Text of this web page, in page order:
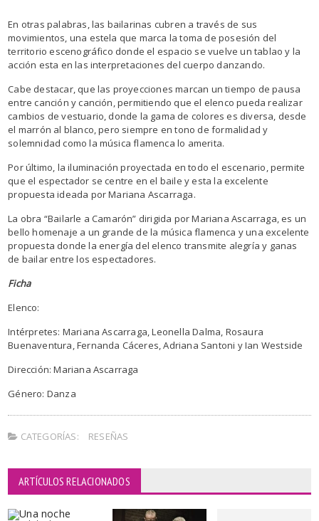
En otras palabras, las bailarinas cubren a través de sus
movimientos, una estela que marca la toma de posesión del
territorio escenográfico donde el espacio se vuelve un tablao y la
acción esta en las interpretaciones del cuerpo danzando.
Cabe destacar, que las proyecciones marcan un tiempo de pausa
entre canción y canción, permitiendo que el elenco pueda realizar
cambios de vestuario, donde la gama de colores es diversa, desde
el marrón al blanco, pero siempre en tono de formalidad y
solemnidad como la música flamenca lo amerita.
Por último, la iluminación proyectada en todo el escenario, permite
que el espectador se centre en el baile y esta la excelente
propuesta ideada por Mariana Ascarraga.
La obra “Bailarle a Camarón” dirigida por Mariana Ascarraga, es un
bello homenaje a un grande de la música flamenca y una excelente
propuesta donde la energía del elenco transmite alegría y ganas
de bailar entre los espectadores.
Ficha
Elenco:
Intérpretes: Mariana Ascarraga, Leonella Dalma, Rosaura
Buenaventura, Fernanda Cáceres, Adriana Santoni y Ian Westside
Dirección: Mariana Ascarraga
Género: Danza
CATEGORÍAS: RESEÑAS
ARTÍCULOS RELACIONADOS